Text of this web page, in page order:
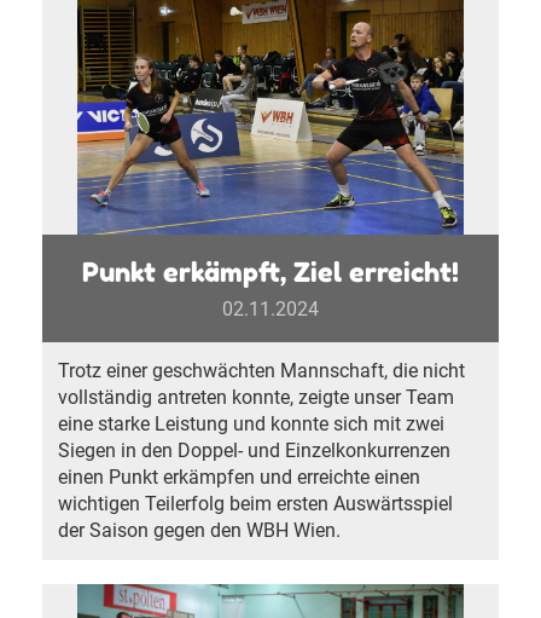
Punkt erkämpft, Ziel erreicht!
02.11.2024
Trotz einer geschwächten Mannschaft, die nicht
vollständig antreten konnte, zeigte unser Team
eine starke Leistung und konnte sich mit zwei
Siegen in den Doppel- und Einzelkonkurrenzen
einen Punkt erkämpfen und erreichte einen
wichtigen Teilerfolg beim ersten Auswärtsspiel
der Saison gegen den WBH Wien.